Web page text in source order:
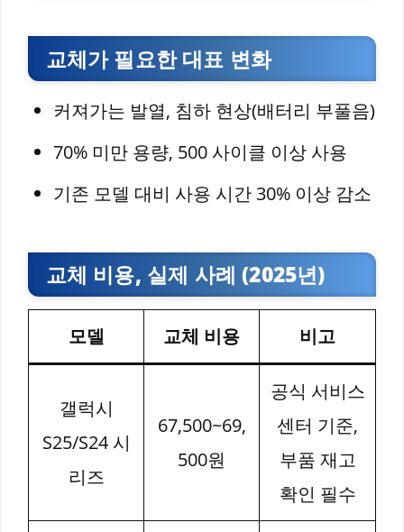
교체가 필요한 대표 변화
커져가는 발열, 침하 현상(배터리 부풀음)
70% 미만 용량, 500 사이클 이상 사용
기존 모델 대비 사용 시간 30% 이상 감소
교체 비용, 실제 사례 (2025년)
모델 교체 비용 비고
갤럭시
S25/S24 시
리즈
67,500~69,
500원
공식 서비스
센터 기준,
부품 재고
확인 필수